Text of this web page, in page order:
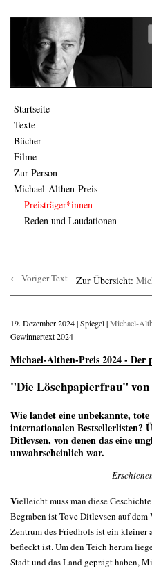
Startseite
Texte
Bücher
Filme
Zur Person
Michael-Althen-Preis
Preisträger*innen
Reden und Laudationen
← Voriger Text Zur Übersicht:
19. Dezember 2024 | Spiegel |Michael-
Gewinnertext 2024
Michael-Althen-Preis 2024 - Der
"Die Löschpapierfrau" von
Wie landet eine unbekannte,
internationalen Bestsellerlisten?
Ditlevsen, von denen das eine
unwahrscheinlich war.
Vielleicht muss man diese
Begraben ist Tove Ditlevsen auf
Zentrum des Friedhofs ist ein kleiner
befleckt ist. Um den Teich herum
Stadt und das Land geprägt haben,